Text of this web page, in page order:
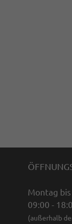
Montag
09:00 -
(außerhalb